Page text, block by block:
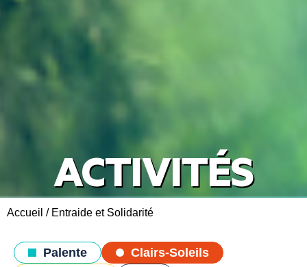
ACTIVITÉS
Accueil / Entraide et Solidarité
Palente
Clairs-Soleils